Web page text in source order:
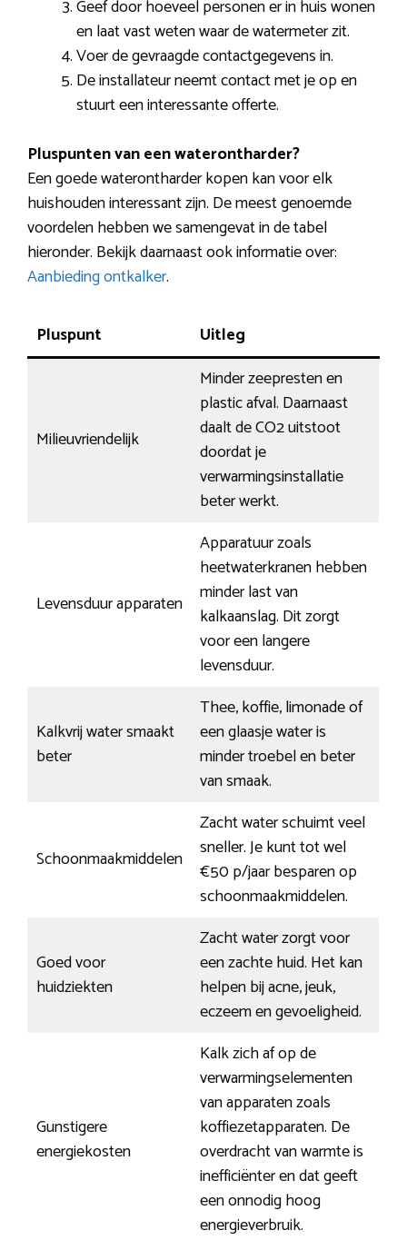
Geef door hoeveel personen er in huis wonen
en laat vast weten waar de watermeter zit.
Voer de gevraagde contactgegevens in.
De installateur neemt contact met je op en
stuurt een interessante offerte.
Pluspunten van een waterontharder?
Een goede waterontharder kopen kan voor elk
huishouden interessant zijn. De meest genoemde
voordelen hebben we samengevat in de tabel
hieronder. Bekijk daarnaast ook informatie over:
Aanbieding ontkalker.
Pluspunt Uitleg
Milieuvriendelijk
Minder zeepresten en
plastic afval. Daarnaast
daalt de CO2 uitstoot
doordat je
verwarmingsinstallatie
beter werkt.
Levensduur apparaten
Apparatuur zoals
heetwaterkranen hebben
minder last van
kalkaanslag. Dit zorgt
voor een langere
levensduur.
Kalkvrij water smaakt
beter
Thee, koffie, limonade of
een glaasje water is
minder troebel en beter
van smaak.
Schoonmaakmiddelen
Zacht water schuimt veel
sneller. Je kunt tot wel
€50 p/jaar besparen op
schoonmaakmiddelen.
Goed voor
huidziekten
Zacht water zorgt voor
een zachte huid. Het kan
helpen bij acne, jeuk,
eczeem en gevoeligheid.
Gunstigere
energiekosten
Kalk zich af op de
verwarmingselementen
van apparaten zoals
koffiezetapparaten. De
overdracht van warmte is
inefficiënter en dat geeft
een onnodig hoog
energieverbruik.